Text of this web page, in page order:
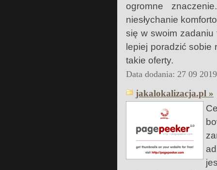
ogromne
niesłychanie
się w swoim
lepiej poradzić sobie
takie oferty.
Data dodania: 27 09
jakalokalizacja.pl »